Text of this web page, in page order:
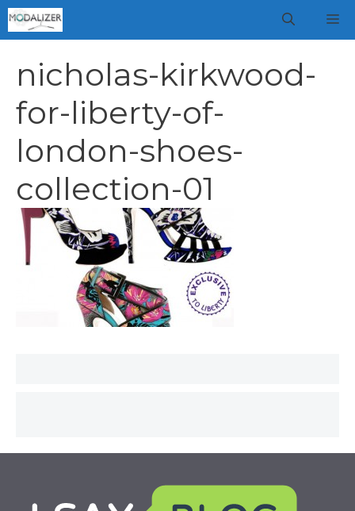
Vai
al
nicholas-kirkwood-
for-liberty-of-
london-shoes-
collection-01